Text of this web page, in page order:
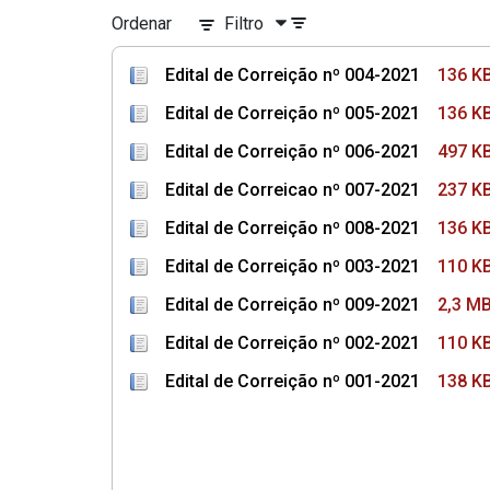
Ordenar Filtro
Edital de Correição nº 004-2021
136
Edital de Correição nº 005-2021
136
Edital de Correição nº 006-2021
497
Edital de Correicao nº 007-2021
237
Edital de Correição nº 008-2021
136
Edital de Correição nº 003-2021
110
Edital de Correição nº 009-2021
2,3 MB
Edital de Correição nº 002-2021
110
Edital de Correição nº 001-2021
138